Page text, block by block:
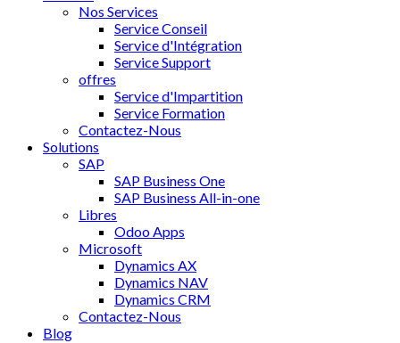
Nos Services
Service Conseil
Service d'Intégration
Service Support
offres
Service d'Impartition
Service Formation
Contactez-Nous
Solutions
SAP
SAP Business One
SAP Business All-in-one
Libres
Odoo Apps
Microsoft
Dynamics AX
Dynamics NAV
Dynamics CRM
Contactez-Nous
Blog